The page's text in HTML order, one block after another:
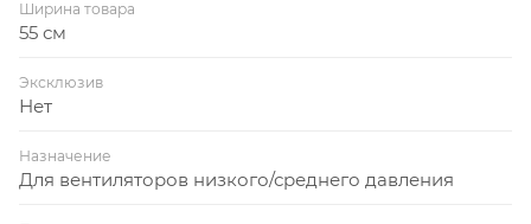
Ширина товара
55 см
Эксклюзив
Нет
Назначение
Для вентиляторов низкого/среднего давления